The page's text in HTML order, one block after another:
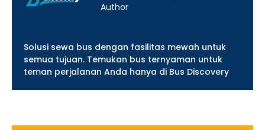
Author
Solusi sewa bus dengan fasilitas mewah untuk
semua tujuan. Temukan bus ternyaman untuk
teman perjalanan Anda hanya di Bus Discovery